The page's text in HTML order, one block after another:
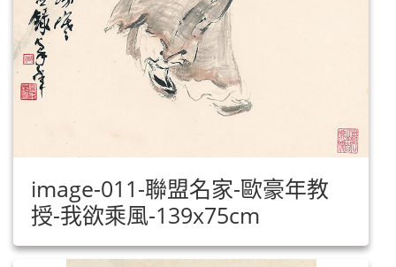
image-011-聯盟名家-歐豪年教
授-我欲乘風-139x75cm